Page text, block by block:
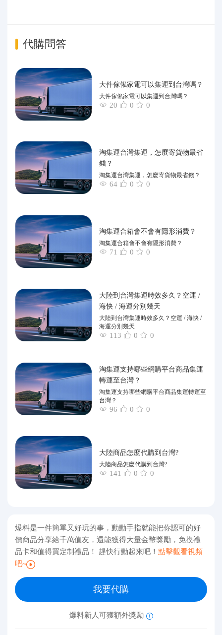
代購問答
大件傢俬家電可以集運到台灣嗎？
大件傢俬家電可以集運到台灣嗎？
20 0 0
淘集運台灣集運，怎麼寄貨物最省
錢？
淘集運台灣集運，怎麼寄貨物最省錢？
64 0 0
淘集運合箱會不會有隱形消費？
淘集運合箱會不會有隱形消費？
71 0 0
大陸到台灣集運時效多久？空運 /
海快 / 海運分別幾天
大陸到台灣集運時效多久？空運 / 海快 /
海運分別幾天
113 0 0
淘集運支持哪些網購平台商品集運
轉運至台灣？
淘集運支持哪些網購平台商品集運轉運至
台灣？
96 0 0
大陸商品怎麼代購到台灣?
大陸商品怎麼代購到台灣?
141 0 0
爆料是一件簡單又好玩的事，動動手指就能把你認可的好
價商品分享給千萬值友，還能獲得大量金幣獎勵，免換禮
品卡和值得買定制禮品！ 趕快行動起來吧！ 點擊觀看視頻
吧~
我要代購
爆料新人可獲額外獎勵